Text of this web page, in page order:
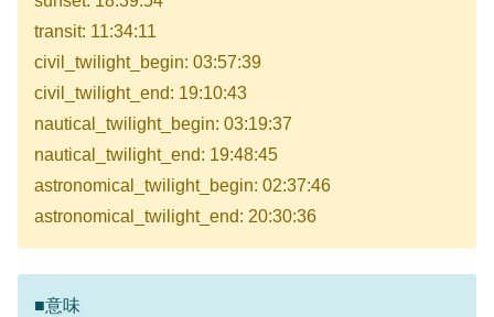
transit: 11:34:11
civil_twilight_begin: 03:57:39
civil_twilight_end: 19:10:43
nautical_twilight_begin: 03:19:37
nautical_twilight_end: 19:48:45
astronomical_twilight_begin: 02:37:46
astronomical_twilight_end: 20:30:36
■意味